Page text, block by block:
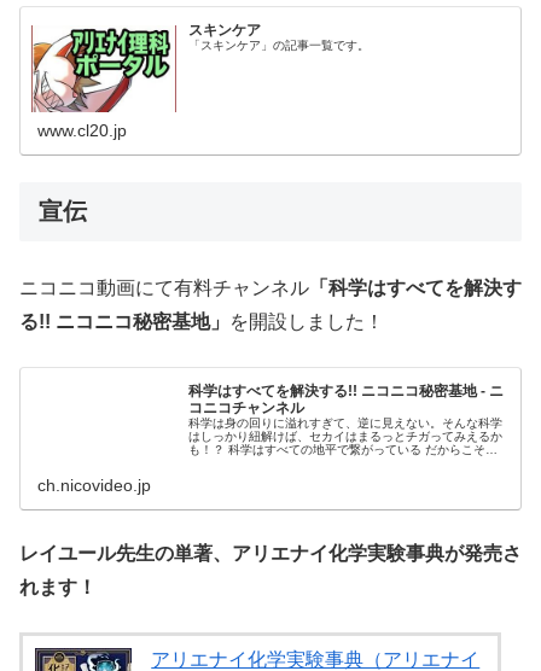
スキンケア
「スキンケア」の記事一覧です。
www.cl20.jp
宣伝
ニコニコ動画にて有料チャンネル 「科学はすべてを解決す
る!! ニコニコ秘密基地」
を開設しました！
科学はすべてを解決する!! ニコニコ秘密基地 - ニ
コニコチャンネル
科学は身の回りに溢れすぎて、逆に見えない。そんな科学
はしっかり紐解けば、セカイはまるっとチガってみえるか
も！？ 科学はすべての地平で繋がっている だからこそマ
ch.nicovideo.jp
レイユール先生の単著、アリエナイ化学実験事典が発売さ
れます！
アリエナイ化学実験事典（アリエナイ